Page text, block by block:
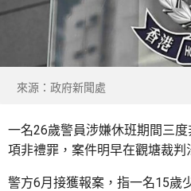
來源：政府新聞處
一名26歲警員涉嫌休班期間三
項非禮罪，案件明早在觀塘裁判
警方6月接獲報案，指一名15歲